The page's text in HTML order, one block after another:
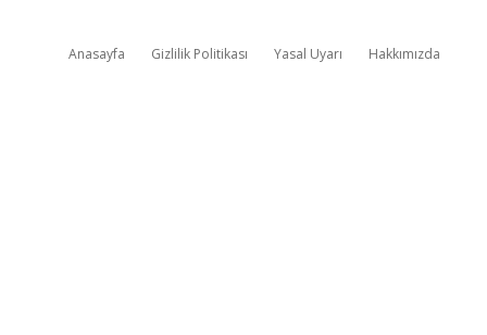
Anasayfa Gizlilik Politikası Yasal Uyarı Hakkımızda